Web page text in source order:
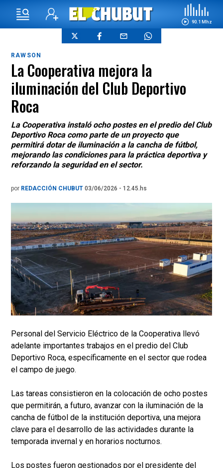
90.1 Mhz
RAWSON
La Cooperativa mejora la
iluminación del Club Deportivo
Roca
La Cooperativa instaló ocho postes en el predio del Club
Deportivo Roca como parte de un proyecto que
permitirá dotar de iluminación a la cancha de fútbol,
mejorando las condiciones para la práctica deportiva y
reforzando la seguridad en el sector.
por REDACCIÓN CHUBUT 03/06/2026 - 12.45.hs
Personal del Servicio Eléctrico de la Cooperativa llevó
adelante importantes trabajos en el predio del Club
Deportivo Roca, específicamente en el sector que rodea
el campo de juego.
Las tareas consistieron en la colocación de ocho postes
que permitirán, a futuro, avanzar con la iluminación de la
cancha de fútbol de la institución deportiva, una mejora
clave para el desarrollo de las actividades durante la
temporada invernal y en horarios nocturnos.
Los postes fueron gestionados por el presidente del